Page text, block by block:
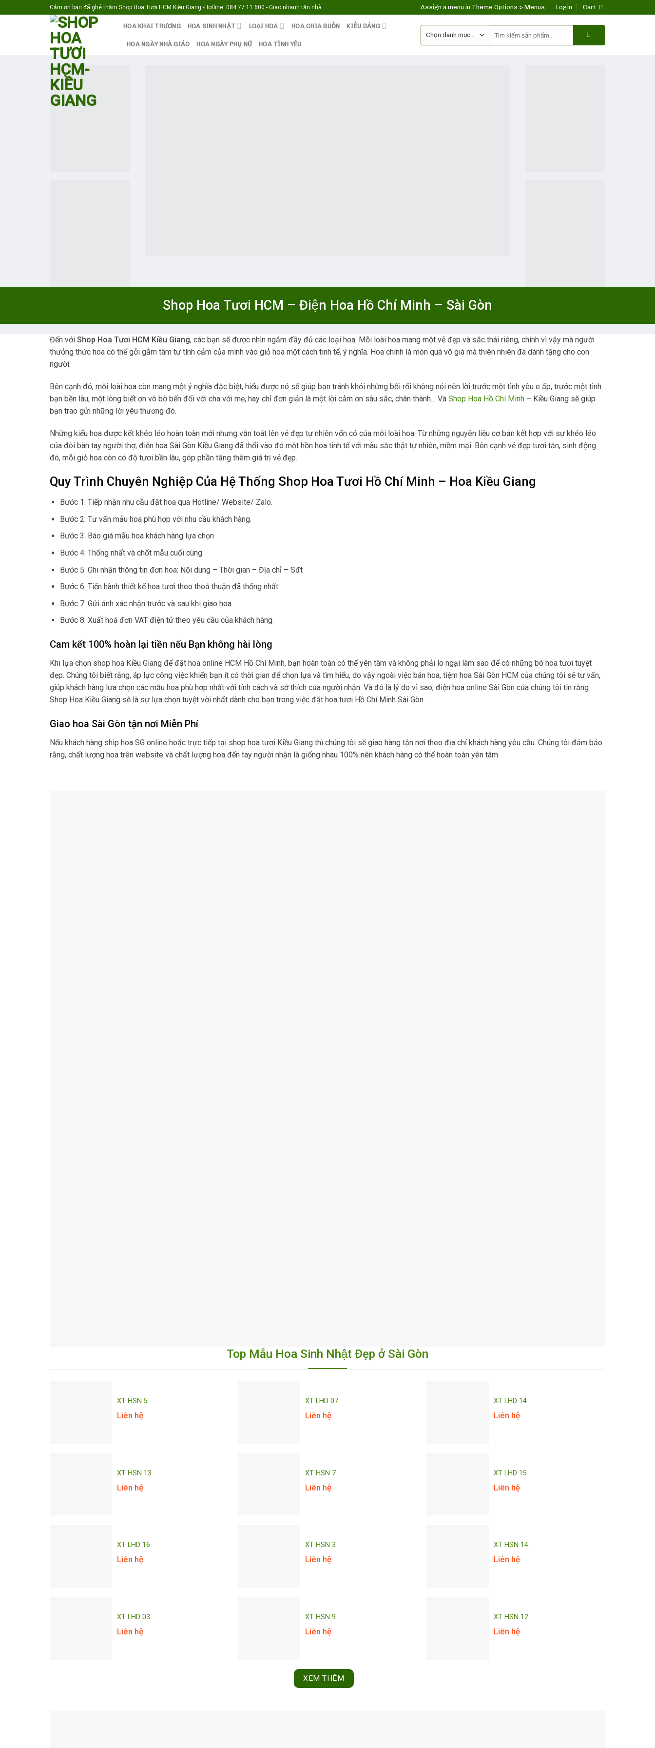
to
Cảm ơn bạn đã ghé thăm Shop Hoa Tươi HCM Kiều Giang -Hotline: 084.77.11.600 - Giao nhanh tận nhà Assign a menu in Theme Options > Menus Login Cart
HOA KHAI TRƯƠNG HOA SINH NHẬT LOẠI HOA HOA CHIA BUỒN KIỂU DÁNG
HOA NGÀY NHÀ GIÁO HOA NGÀY PHỤ NỮ HOA TÌNH YÊU
for:
Shop Hoa Tươi HCM – Điện Hoa Hồ Chí Minh – Sài Gòn
Đến với Shop Hoa Tươi HCM Kiều Giang, các bạn sẽ được nhìn ngắm đầy đủ các loại hoa. Mỗi loài hoa mang một vẻ đẹp và sắc thái riêng, chính vì vậy mà người
thưởng thức hoa có thể gởi gắm tâm tư tình cảm của mình vào giỏ hoa một cách tinh tế, ý nghĩa. Hoa chính là món quà vô giá mà thiên nhiên đã dành tặng cho con
người.
Bên cạnh đó, mỗi loài hoa còn mang một ý nghĩa đặc biệt, hiểu được nó sẽ giúp bạn tránh khỏi những bối rối không nói nên lời trước một tình yêu e ấp, trước một tình
bạn bền lâu, một lòng biết ơn vô bờ bến đối với cha với mẹ, hay chỉ đơn giản là một lời cảm ơn sâu sắc, chân thành… Và Shop Hoa Hồ Chí Minh – Kiều Giang sẽ giúp
bạn trao gửi những lời yêu thương đó.
Những kiểu hoa được kết khéo léo hoàn toàn mới nhưng vẫn toát lên vẻ đẹp tự nhiên vốn có của mỗi loài hoa. Từ những nguyên liệu cơ bản kết hợp với sự khéo léo
của đôi bàn tay người thợ, điện hoa Sài Gòn Kiều Giang đã thổi vào đó một hồn hoa tinh tế với màu sắc thật tự nhiên, mềm mại. Bên cạnh vẻ đẹp tươi tắn, sinh động
đó, mỗi giỏ hoa còn có độ tươi bền lâu, góp phần tăng thêm giá trị vẻ đẹp.
Quy Trình Chuyên Nghiệp Của Hệ Thống Shop Hoa Tươi Hồ Chí Minh – Hoa Kiều Giang
Bước 1: Tiếp nhận nhu cầu đặt hoa qua Hotline/ Website/ Zalo.
Bước 2: Tư vấn mẫu hoa phù hợp với nhu cầu khách hàng.
Bước 3: Báo giá mẫu hoa khách hàng lựa chọn
Bước 4: Thống nhất và chốt mẫu cuối cùng
Bước 5: Ghi nhận thông tin đơn hoa: Nội dung – Thời gian – Địa chỉ – Sđt
Bước 6: Tiến hành thiết kế hoa tươi theo thoả thuận đã thống nhất
Bước 7: Gửi ảnh xác nhận trước và sau khi giao hoa
Bước 8: Xuất hoá đơn VAT điện tử theo yêu cầu của khách hàng.
Cam kết 100% hoàn lại tiền nếu Bạn không hài lòng
Khi lựa chọn shop hoa Kiều Giang để đặt hoa online HCM Hồ Chí Minh, bạn hoàn toàn có thể yên tâm và không phải lo ngại làm sao để có những bó hoa tươi tuyệt
đẹp. Chúng tôi biết rằng, áp lực công việc khiến bạn ít có thời gian để chọn lựa và tìm hiểu, do vậy ngoài việc bán hoa, tiệm hoa Sài Gòn HCM của chúng tôi sẽ tư vấn,
giúp khách hàng lựa chọn các mẫu hoa phù hợp nhất với tính cách và sở thích của người nhận. Và đó là lý do vì sao, điện hoa online Sài Gòn của chúng tôi tin rằng
Shop Hoa Kiều Giang sẽ là sự lựa chọn tuyệt vời nhất dành cho bạn trong việc đặt hoa tươi Hồ Chí Minh Sài Gòn.
Giao hoa Sài Gòn tận nơi Miễn Phí
Nếu khách hàng ship hoa SG online hoặc trực tiếp tại shop hoa tươi Kiều Giang thì chúng tôi sẽ giao hàng tận nơi theo địa chỉ khách hàng yêu cầu. Chúng tôi đảm bảo
rằng, chất lượng hoa trên website và chất lượng hoa đến tay người nhận là giống nhau 100% nên khách hàng có thể hoàn toàn yên tâm.
Top Mẫu Hoa Sinh Nhật Đẹp ở Sài Gòn
XT HSN 5
Liên hệ
XT LHD 07
Liên hệ
XT LHD 14
Liên hệ
XT HSN 13
Liên hệ
XT HSN 7
Liên hệ
XT LHD 15
Liên hệ
XT LHD 16
Liên hệ
XT HSN 3
Liên hệ
XT HSN 14
Liên hệ
XT LHD 03
Liên hệ
XT HSN 9
Liên hệ
XT HSN 12
Liên hệ
XEM THÊM